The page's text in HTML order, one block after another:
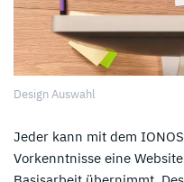
Design Auswahl
Jeder kann mit dem
Vorkenntnisse eine